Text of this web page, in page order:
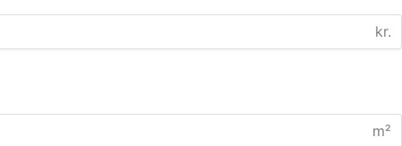
kr.
m²